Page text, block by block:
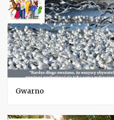
Gwarno